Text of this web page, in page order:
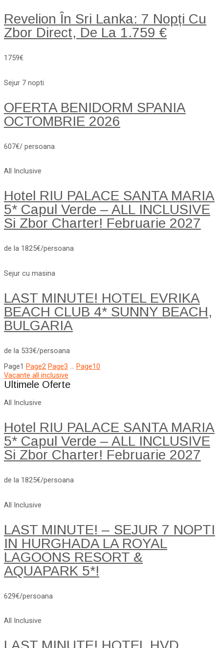
Revelion În Sri Lanka: 7 Nopți Cu
Zbor Direct, De La 1.759 €
1759€
Sejur 7 nopti
OFERTA BENIDORM SPANIA
OCTOMBRIE 2026
607€/ persoana
All Inclusive
Hotel RIU PALACE SANTA MARIA
5* Capul Verde – ALL INCLUSIVE
Si Zbor Charter! Februarie 2027
de la 1825€/persoana
Sejur cu masina
LAST MINUTE! HOTEL EVRIKA
BEACH CLUB 4* SUNNY BEACH,
BULGARIA
de la 533€/persoana
Page1 Page2 Page3 … Page10
Vacante all inclusive
Ultimele Oferte
All Inclusive
Hotel RIU PALACE SANTA MARIA
5* Capul Verde – ALL INCLUSIVE
Si Zbor Charter! Februarie 2027
de la 1825€/persoana
All Inclusive
LAST MINUTE! – SEJUR 7 NOPTI
IN HURGHADA LA ROYAL
LAGOONS RESORT &
AQUAPARK 5*!
629€/persoana
All Inclusive